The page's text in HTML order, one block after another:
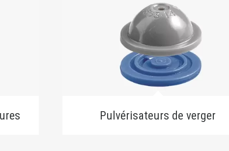
Pulvérisateurs de verger